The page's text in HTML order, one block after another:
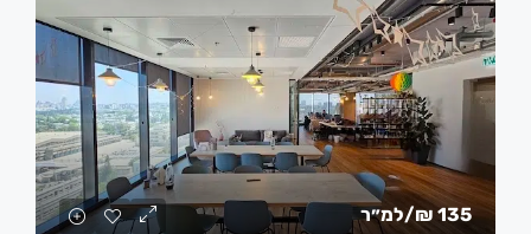
135 ₪ /למ״ר